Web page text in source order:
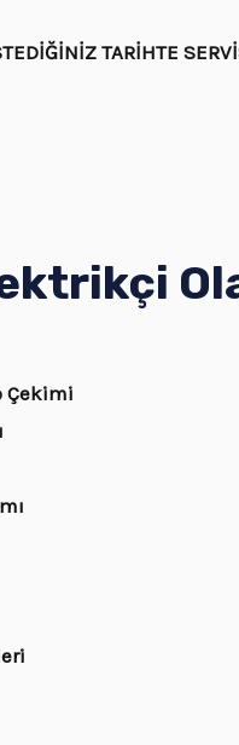
TARİHTE
Çekimi